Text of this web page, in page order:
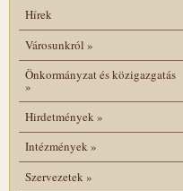
Hírek
Városunkról »
Önkormányzat és közigazgatás
»
Hirdetmények»
Intézmények»
Szervezetek»